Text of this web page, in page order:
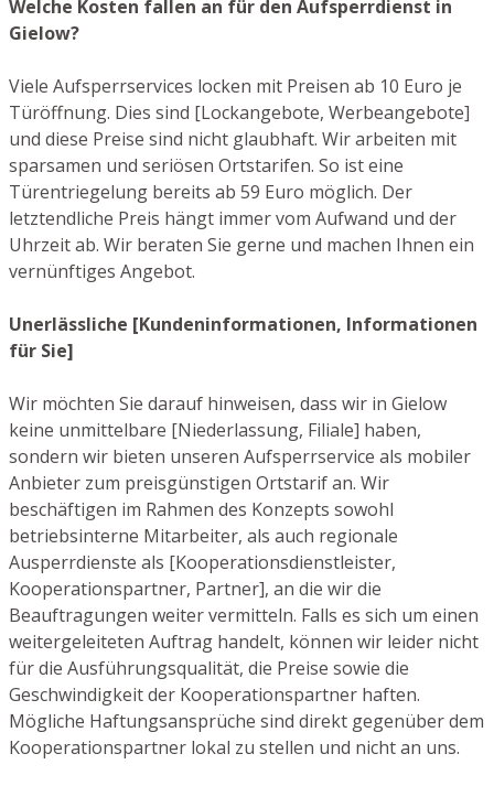
Welche Kosten fallen an für den Aufsperrdienst in
Gielow?
Viele Aufsperrservices locken mit Preisen ab 10 Euro je
Türöffnung. Dies sind [Lockangebote, Werbeangebote]
und diese Preise sind nicht glaubhaft. Wir arbeiten mit
sparsamen und seriösen Ortstarifen. So ist eine
Türentriegelung bereits ab 59 Euro möglich. Der
letztendliche Preis hängt immer vom Aufwand und der
Uhrzeit ab. Wir beraten Sie gerne und machen Ihnen ein
vernünftiges Angebot.
Unerlässliche [Kundeninformationen, Informationen
für Sie]
Wir möchten Sie darauf hinweisen, dass wir in Gielow
keine unmittelbare [Niederlassung, Filiale] haben,
sondern wir bieten unseren Aufsperrservice als mobiler
Anbieter zum preisgünstigen Ortstarif an. Wir
beschäftigen im Rahmen des Konzepts sowohl
betriebsinterne Mitarbeiter, als auch regionale
Ausperrdienste als [Kooperationsdienstleister,
Kooperationspartner, Partner], an die wir die
Beauftragungen weiter vermitteln. Falls es sich um einen
weitergeleiteten Auftrag handelt, können wir leider nicht
für die Ausführungsqualität, die Preise sowie die
Geschwindigkeit der Kooperationspartner haften.
Mögliche Haftungsansprüche sind direkt gegenüber dem
Kooperationspartner lokal zu stellen und nicht an uns.